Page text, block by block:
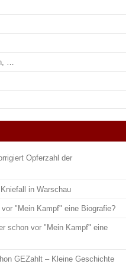
…
Opferzahl der
in Warschau
"Mein Kampf" eine Biografie?
schon vor "Mein Kampf" eine
GEZahlt – Kleine Geschichte